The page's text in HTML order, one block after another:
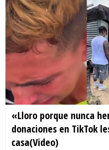
«Lloro porque nunca
donaciones en TikTok
casa(Video)